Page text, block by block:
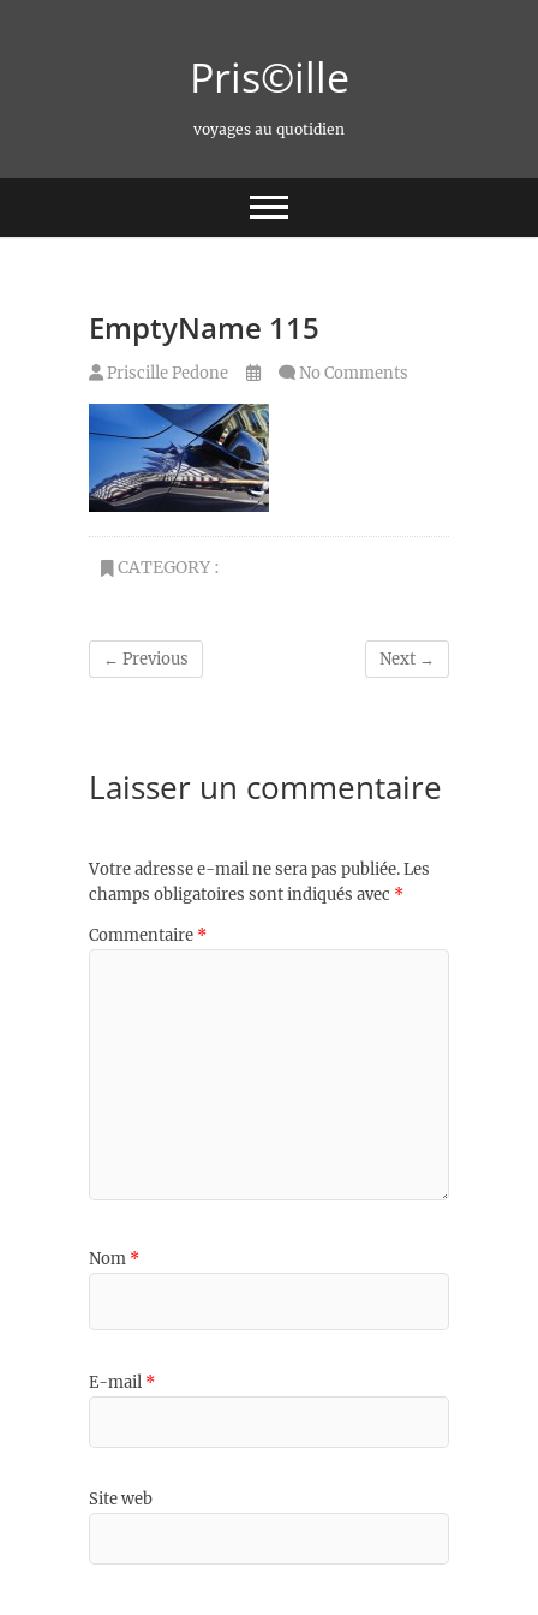
Pris©ille
voyages au quotidien
EmptyName 115
Priscille Pedone No Comments
CATEGORY :
← Previous Next →
Laisser un commentaire
Votre adresse e-mail ne sera pas publiée.Les
champs obligatoires sont indiqués avec *
Commentaire *
Nom *
E-mail *
Site web